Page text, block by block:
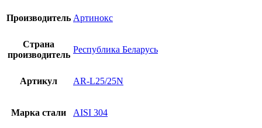
Производитель Артинокс
Страна
производитель
Республика Беларусь
Артикул AR-L25/25N
Марка стали AISI 304